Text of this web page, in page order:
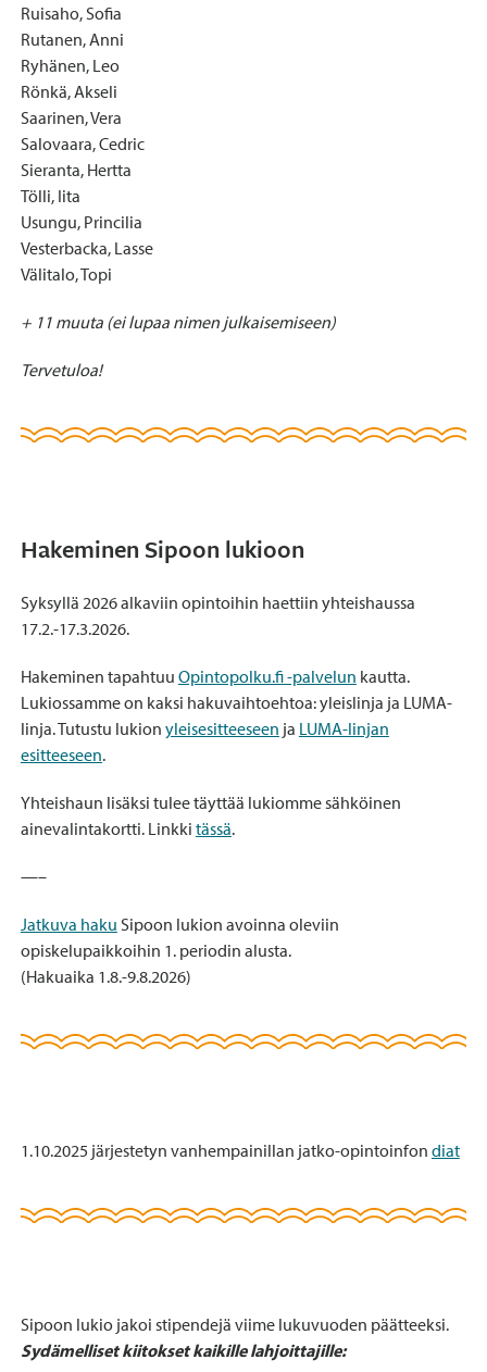
Ruisaho, Sofia
Rutanen, Anni
Ryhänen, Leo
Rönkä, Akseli
Saarinen, Vera
Salovaara, Cedric
Sieranta, Hertta
Tölli, Iita
Usungu, Princilia
Vesterbacka, Lasse
Välitalo, Topi
+ 11 muuta (ei lupaa nimen julkaisemiseen)
Tervetuloa!
Hakeminen Sipoon lukioon
Syksyllä 2026 alkaviin opintoihin haettiin yhteishaussa
17.2.-17.3.2026.
Hakeminen tapahtuu Opintopolku.fi -palvelun kautta.
Lukiossamme on kaksi hakuvaihtoehtoa: yleislinja ja LUMA-
linja. Tutustu lukion yleisesitteeseen ja LUMA-linjan
esitteeseen.
Yhteishaun lisäksi tulee täyttää lukiomme sähköinen
ainevalintakortti. Linkki tässä.
—–
Jatkuva haku Sipoon lukion avoinna oleviin
opiskelupaikkoihin 1. periodin alusta.
(Hakuaika 1.8.-9.8.2026)
1.10.2025 järjestetyn vanhempainillan jatko-opintoinfon diat
Sipoon lukio jakoi stipendejä viime lukuvuoden päätteeksi.
Sydämelliset kiitokset kaikille lahjoittajille: